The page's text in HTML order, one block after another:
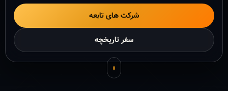
شرکت های تابعه
سفر تاریخچه